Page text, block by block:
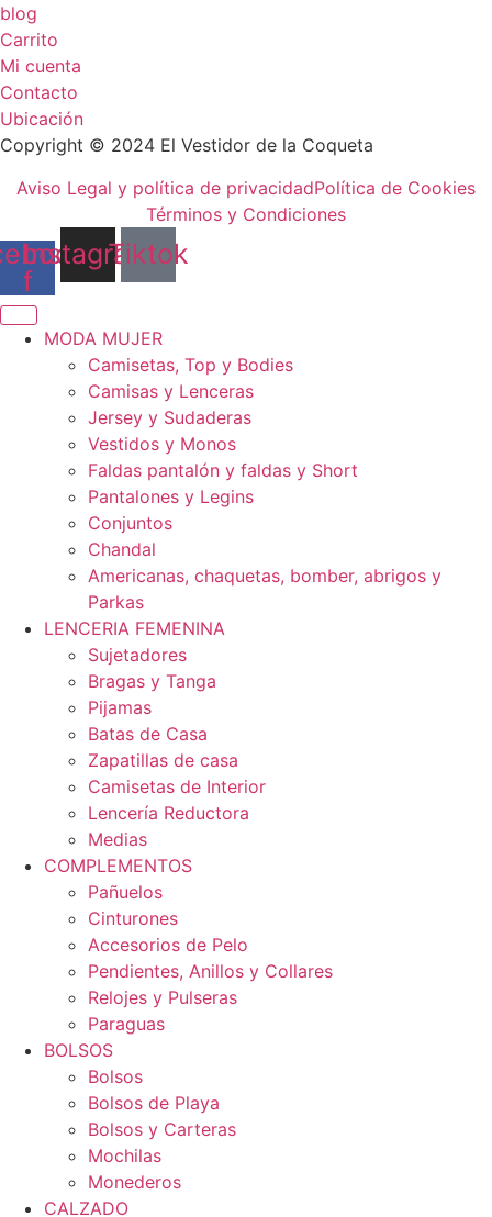
blog
Carrito
Mi cuenta
Contacto
Ubicación
Copyright © 2024 El Vestidor de la Coqueta
Aviso Legal y política de privacidadPolítica de Cookies
Términos y Condiciones
f
Instagram
Tiktok
MODA MUJER
Camisetas, Top y Bodies
Camisas y Lenceras
Jersey y Sudaderas
Vestidos y Monos
Faldas pantalón y faldas y Short
Pantalones y Legins
Conjuntos
Chandal
Americanas, chaquetas, bomber, abrigos y
Parkas
LENCERIA FEMENINA
Sujetadores
Bragas y Tanga
Pijamas
Batas de Casa
Zapatillas de casa
Camisetas de Interior
Lencería Reductora
Medias
COMPLEMENTOS
Pañuelos
Cinturones
Accesorios de Pelo
Pendientes, Anillos y Collares
Relojes y Pulseras
Paraguas
BOLSOS
Bolsos
Bolsos de Playa
Bolsos y Carteras
Mochilas
Monederos
CALZADO